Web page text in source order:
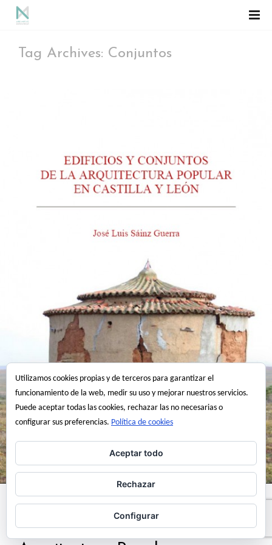
Tag Archives: Conjuntos
Recursos web
Edificios y Conjuntos de
Utilizamos cookies propias y de terceros para garantizar el
funcionamiento de la web, medir su uso y mejorar nuestros servicios.
Puede aceptar todas las cookies, rechazar las no necesarias o
configurar sus preferencias. Política de cookies
Aceptar todo
Rechazar
Configurar